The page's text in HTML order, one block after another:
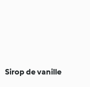
Sirop de vanille